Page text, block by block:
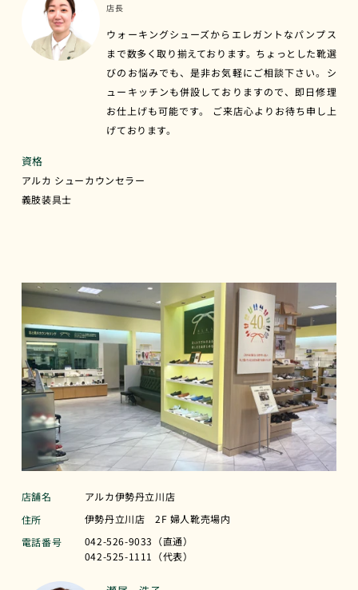
店長
ウォーキングシューズからエレガントなパンプス
まで数多く取り揃えております。ちょっとした靴選
びのお悩みでも、是非お気軽にご相談下さい。シ
ューキッチンも併設しておりますので、即日修理
お仕上げも可能です。 ご来店心よりお待ち申し上
げております。
資格
アルカ シューカウンセラー
義肢装具士
店舗名
アルカ伊勢丹立川店
住所
伊勢丹立川店 2F 婦人靴売場内
電話番号
042-526-9033（直通）
042-525-1111（代表）